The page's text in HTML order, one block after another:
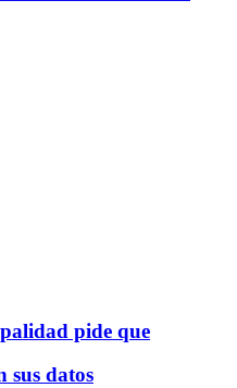
pide que
sus datos